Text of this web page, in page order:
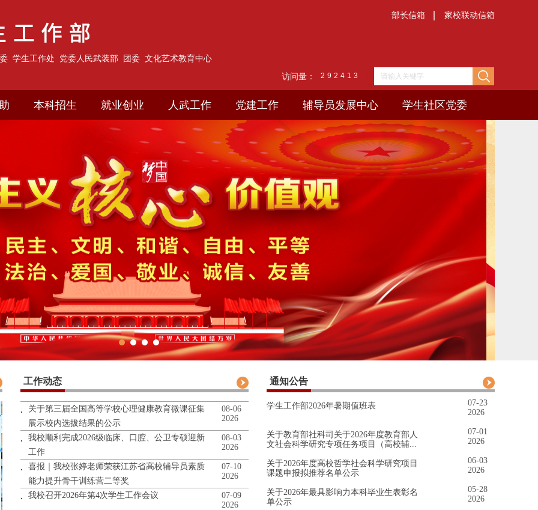
学生工作处 党委人民武装部 团委 文化艺术教育中心
部长信箱 家校联动信箱
访问量： 2 9 2 4 1 3
本科招生 就业创业 人武工作 党建工作 辅导员发展中心 学生社区党委
工作动态
关于第三届全国高等学校心理健康教育微课征集
展示校内选拔结果的公示
08-06
2026
我校顺利完成2026级临床、口腔、公卫专硕迎新
工作
08-03
2026
喜报｜我校张婷老师荣获江苏省高校辅导员素质
能力提升骨干训练营二等奖
07-10
2026
我校召开2026年第4次学生工作会议
07-09
2026
通知公告
07-23
2026
学生工作部2026年暑期值班表
07-01
2026
关于教育部社科司关于2026年度教育部人
文社会科学研究专项任务项目（高校辅...
06-03
2026
关于2026年度高校哲学社会科学研究项目
课题申报拟推荐名单公示
05-28
2026
关于2026年最具影响力本科毕业生表彰名
单公示